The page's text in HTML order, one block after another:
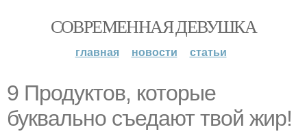
СОВРЕМЕННАЯ ДЕВУШКА
главная новости статьи
9 Продуктов, которые
буквально съедают твой жир!